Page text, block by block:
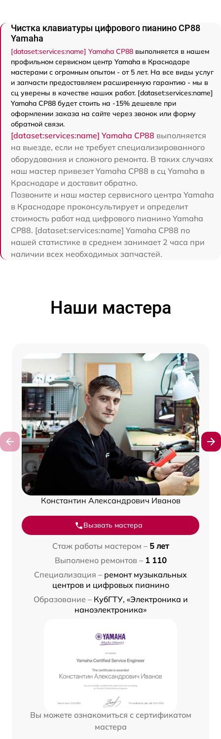
Чистка клавиатуры цифрового пианино CP88
Yamaha
[dataset:services:name] Yamaha CP88 выполняется в нашем
профильном сервисном центр Yamaha в Краснодаре
мастерами с огромным опытом - от 5 лет. На все виды услуг
и запчасти предоставляем расширенную гарантию - мы в
сц уверены в качестве наших работ. [dataset:services:name]
Yamaha CP88 будет стоить на -15% дешевле при
оформлении заказа на сайте через звонок или форму
обратной связи.
[dataset:services:name] Yamaha CP88 выполняется
на выезде, если не требует специализированного
оборудования и сложного ремонта. В таких случаях
наш мастер привезет Yamaha CP88 в сц Yamaha в
Краснодаре и доставит обратно.
Позвоните и наш мастер сервисного центра Yamaha
в Краснодаре проконсультирует и определит
стоимость работ над цифрового пианино Yamaha
CP88. [dataset:services:name] Yamaha CP88 по
нашей статистике в среднем занимает 2 часа при
наличии всех необходимых запчастей.
Наши мастера
Константин Александрович Иванов
Вызвать мастера
Стаж работы мастером – 5 лет
Выполнено ремонтов – 1 110
Специализация – ремонт музыкальных
центров и цифровых пианино
Образование – КубГТУ, «Электроника и
наноэлектроника»
Вы можете ознакомиться с сертификатом
мастера